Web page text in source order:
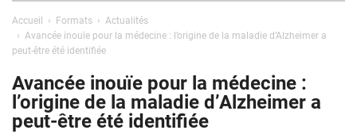
Accueil Formats
Actualités
Avancée inouïe pour la médecine : l’origine de la maladie d’Alzheimer a
peut-être été identifiée
Avancée inouïe pour la médecine :
l’origine de la maladie d’Alzheimer a
peut-être été identifiée